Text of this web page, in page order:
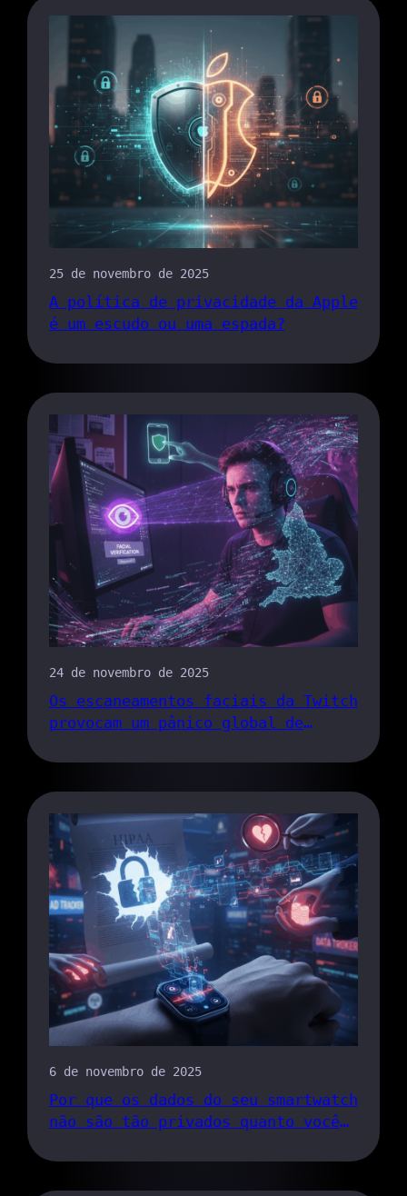
25 de novembro de 2025
A política de privacidade da Apple
é um escudo ou uma espada?
24 de novembro de 2025
Os escaneamentos faciais da Twitch
provocam um pânico global de
6 de novembro de 2025
Por que os dados do seu smartwatch
não são tão privados quanto você